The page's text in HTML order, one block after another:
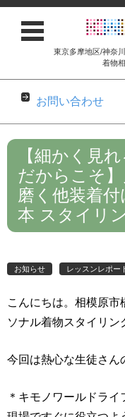
東京多摩地区/神奈
着物
お問い合わせ
コンテンツに移動
【細かく見
だからこそ
磨く他装着
本 スタイリ
お知らせ レッスンレポー
こんにちは。相模原
ソナル着物スタイリン
今回は熱心な生徒さん
＊キモノワールドラ